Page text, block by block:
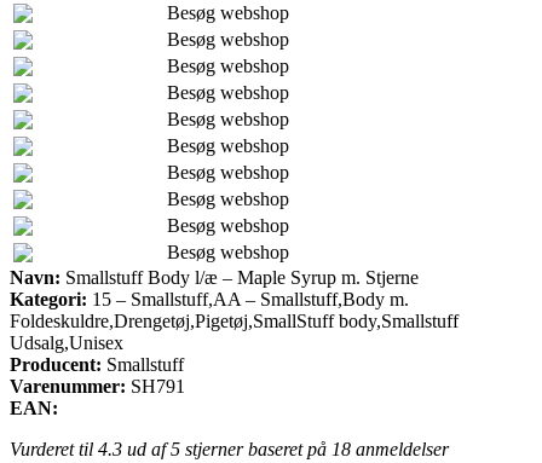
Besøg webshop
Besøg webshop
Besøg webshop
Besøg webshop
Besøg webshop
Besøg webshop
Besøg webshop
Besøg webshop
Besøg webshop
Besøg webshop
Navn: Smallstuff Body l/æ – Maple Syrup m. Stjerne
Kategori: 15 – Smallstuff,AA – Smallstuff,Body m.
Foldeskuldre,Drengetøj,Pigetøj,SmallStuff body,Smallstuff
Udsalg,Unisex
Producent: Smallstuff
Varenummer: SH791
EAN:
Vurderet til 4.3 ud af 5 stjerner baseret på 18 anmeldelser